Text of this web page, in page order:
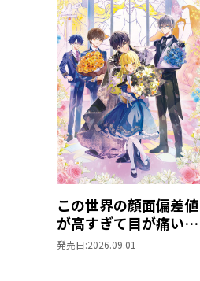
この世界の顔面偏差値
が高すぎて目が痛い
10
発売日:2026.09.01